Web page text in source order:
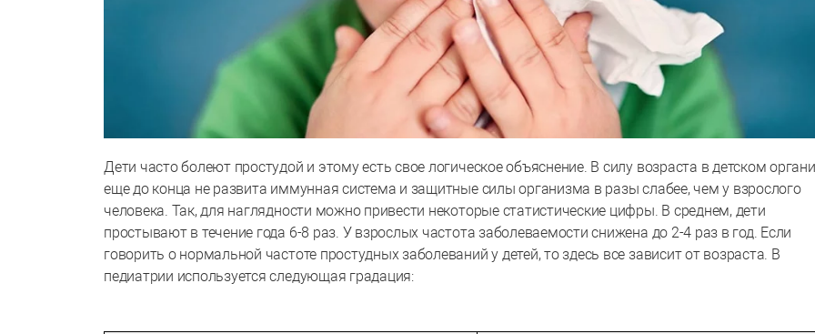
Дети часто болеют простудой и этому есть свое логическое объяснение. В силу возраста в детском
еще до конца не развита иммунная система и защитные силы организма в разы слабее, чем у взрослого
человека. Так, для наглядности можно привести некоторые статистические цифры. В среднем, дети
простывают в течение года 6-8 раз. У взрослых частота заболеваемости снижена до 2-4 раз в год. Если
говорить о нормальной частоте простудных заболеваний у детей, то здесь все зависит от возраста. В
педиатрии используется следующая градация: